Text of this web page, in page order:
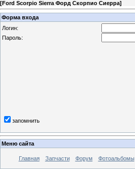
[Ford Scorpio Sierra Форд Скорпио Сиерра]
Форма входа
Логин:
Пароль:
запомнить
Меню сайта
Главная Запчасти Форум Фотоальбомы